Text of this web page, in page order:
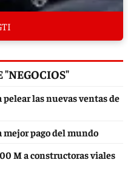
"NEGOCIOS"
las nuevas ventas de
pago del mundo
M a constructoras viales